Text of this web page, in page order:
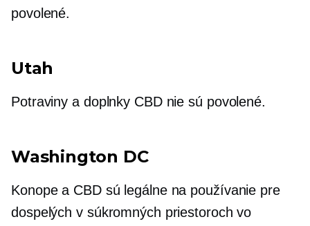
povolené.
Utah
Potraviny a doplnky CBD nie sú povolené.
Washington DC
Konope a CBD sú legálne na používanie pre
dospelých v súkromných priestoroch vo